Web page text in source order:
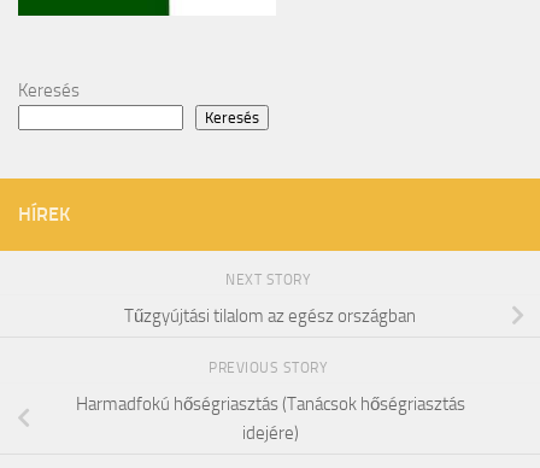
Keresés
Keresés
HÍREK
NEXT STORY
Tűzgyújtási tilalom az egész országban
PREVIOUS STORY
Harmadfokú hőségriasztás (Tanácsok hőségriasztás
idejére)